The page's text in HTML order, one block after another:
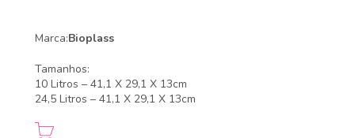
Marca:Bioplass
Tamanhos:
10 Litros – 41,1 X 29,1 X 13cm
24,5 Litros – 41,1 X 29,1 X 13cm